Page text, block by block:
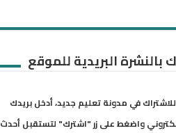
بالنشرة البريدية للموقع
للاشتراك في مدونة تعليم جديد، أدخل بريدك
واضغط على زر "اشترك" لتستقبل أحدث